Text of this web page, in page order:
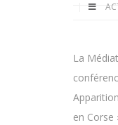
La
en Corse